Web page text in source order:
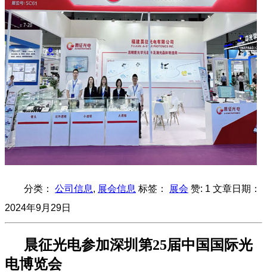
分类： 公司信息, 展会信息 标签： 展会 赞: 1 文章日期：
2024年9月29日
晨征光电参加深圳第25届中国国际光
电博览会